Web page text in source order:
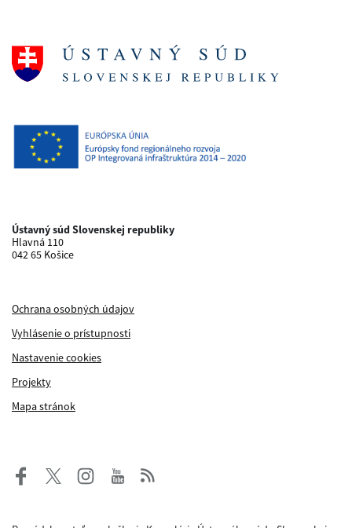
Ústavný súd Slovenskej republiky
Hlavná 110
042 65 Košice
Ochrana osobných údajov
Vyhlásenie o prístupnosti
Nastavenie cookies
Projekty
Mapa stránok